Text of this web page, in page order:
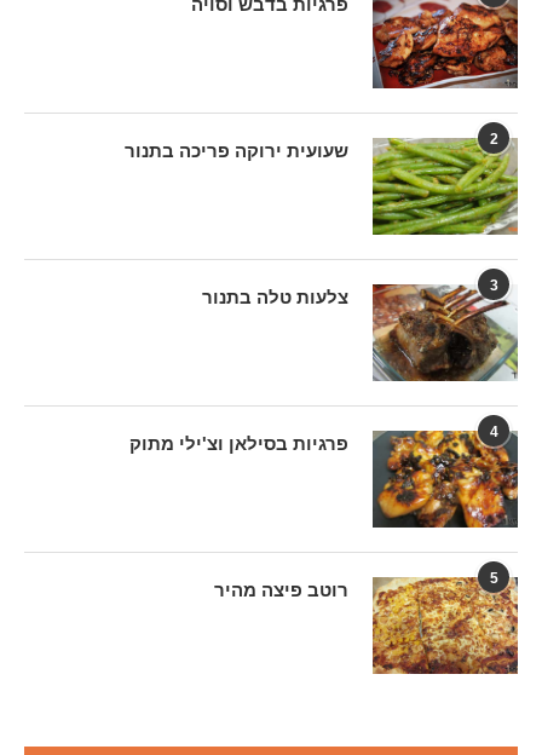
פרגיות בדבש וסויה
2
שעועית ירוקה פריכה בתנור
3
צלעות טלה בתנור
4
פרגיות בסילאן וצ'ילי מתוק
5
רוטב פיצה מהיר